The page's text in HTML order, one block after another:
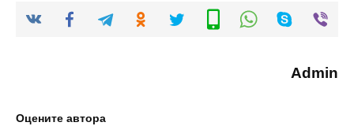
Admin
Оцените автора